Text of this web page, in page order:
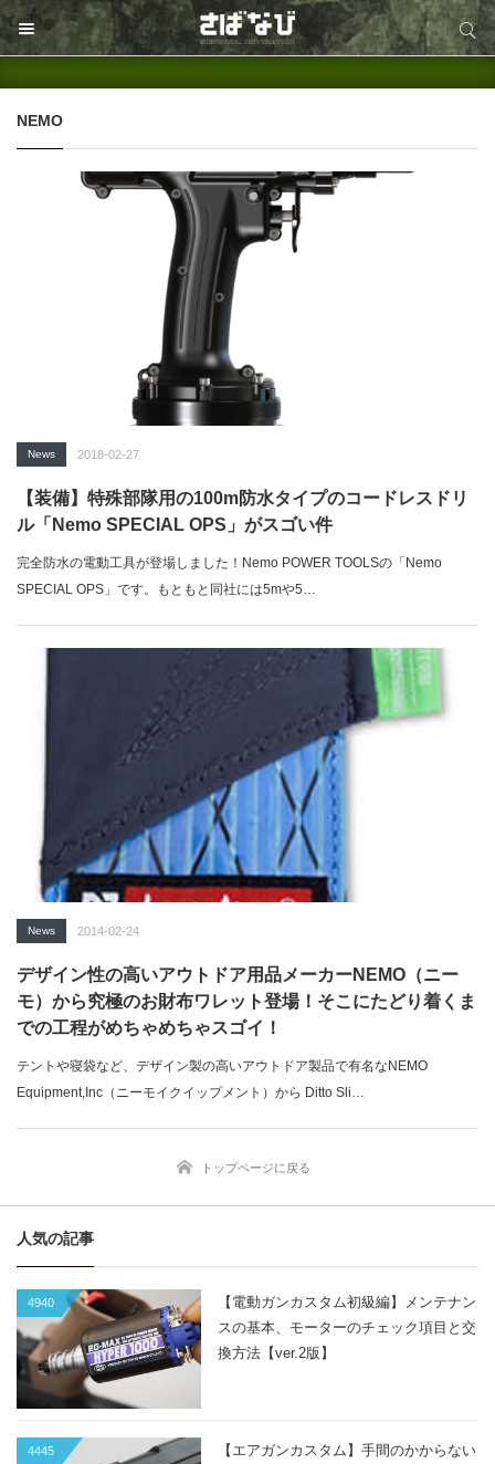
サイト内検索
NEMO
News 2018-02-27
【装備】特殊部隊用の100m防水タイプのコードレスドリ
ル「Nemo SPECIAL OPS」がスゴい件
完全防水の電動工具が登場しました！Nemo POWER TOOLSの「Nemo
SPECIAL OPS」です。もともと同社には5mや5…
News 2014-02-24
デザイン性の高いアウトドア用品メーカーNEMO（ニー
モ）から究極のお財布ワレット登場！そこにたどり着くま
での工程がめちゃめちゃスゴイ！
テントや寝袋など、デザイン製の高いアウトドア製品で有名なNEMO
Equipment,Inc（ニーモイクイップメント）から Ditto Sli…
トップページに戻る
人気の記事
4940
【電動ガンカスタム初級編】メンテナン
スの基本、モーターのチェック項目と交
換方法【ver.2版】
4445
【エアガンカスタム】手間のかからない
サイト内検索